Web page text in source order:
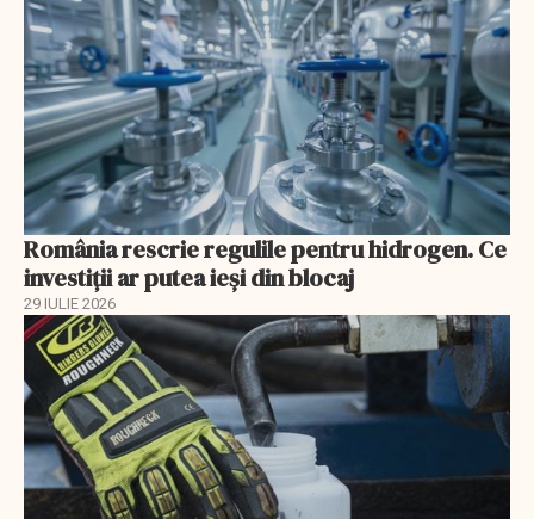
România rescrie regulile pentru hidrogen. Ce
investiții ar putea ieși din blocaj
29 IULIE 2026